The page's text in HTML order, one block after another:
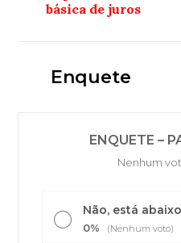
básica de juros
Enquete
ENQUETE –
Nenhum
Não, está
0% (Nenhum voto)